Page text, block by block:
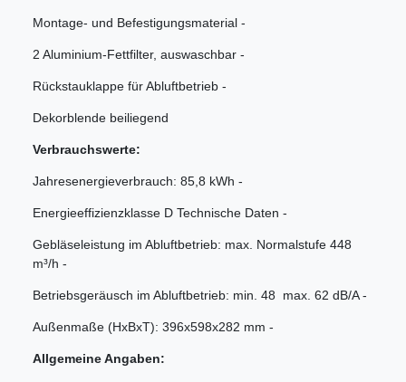
Montage- und Befestigungsmaterial -
2 Aluminium-Fettfilter, auswaschbar -
Rückstauklappe für Abluftbetrieb -
Dekorblende beiliegend
Verbrauchswerte:
Jahresenergieverbrauch: 85,8 kWh -
Energieeffizienzklasse D Technische Daten -
Gebläseleistung im Abluftbetrieb: max. Normalstufe 448
m³/h -
Betriebsgeräusch im Abluftbetrieb: min. 48  max. 62 dB/A -
Außenmaße (HxBxT): 396x598x282 mm -
Allgemeine Angaben: